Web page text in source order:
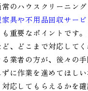
のハウスクリーニン
家具や不用品回収サー
重要なポイントです
、どこまで対応して
業者の方が、後々の
に作業を進めてほし
応してもらえるかを